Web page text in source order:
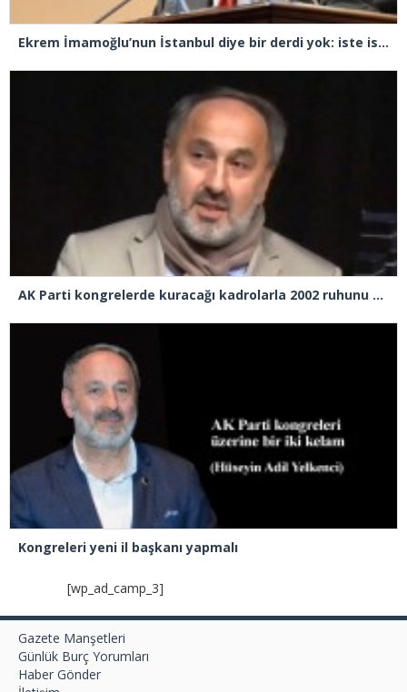
Ekrem İmamoğlu’nun İstanbul diye bir derdi yok: iste ispatı!
AK Parti kongrelerde kuracağı kadrolarla 2002 ruhunu yakalayabilecek mi?
Kongreleri yeni il başkanı yapmalı
[wp_ad_camp_3]
Gazete Manşetleri
Günlük Burç Yorumları
Haber Gönder